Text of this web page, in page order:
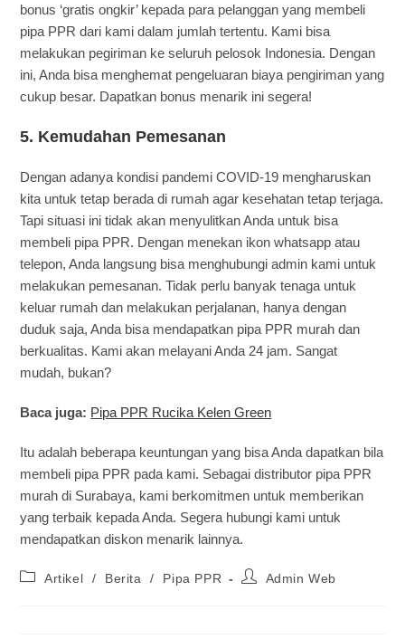
bonus ‘gratis ongkir’ kepada para pelanggan yang membeli
pipa PPR dari kami dalam jumlah tertentu. Kami bisa
melakukan pegiriman ke seluruh pelosok Indonesia. Dengan
ini, Anda bisa menghemat pengeluaran biaya pengiriman yang
cukup besar. Dapatkan bonus menarik ini segera!
5. Kemudahan Pemesanan
Dengan adanya kondisi pandemi COVID-19 mengharuskan
kita untuk tetap berada di rumah agar kesehatan tetap terjaga.
Tapi situasi ini tidak akan menyulitkan Anda untuk bisa
membeli pipa PPR. Dengan menekan ikon whatsapp atau
telepon, Anda langsung bisa menghubungi admin kami untuk
melakukan pemesanan. Tidak perlu banyak tenaga untuk
keluar rumah dan melakukan perjalanan, hanya dengan
duduk saja, Anda bisa mendapatkan pipa PPR murah dan
berkualitas. Kami akan melayani Anda 24 jam. Sangat
mudah, bukan?
Baca juga: Pipa PPR Rucika Kelen Green
Itu adalah beberapa keuntungan yang bisa Anda dapatkan bila
membeli pipa PPR pada kami. Sebagai distributor pipa PPR
murah di Surabaya, kami berkomitmen untuk memberikan
yang terbaik kepada Anda. Segera hubungi kami untuk
mendapatkan diskon menarik lainnya.
Artikel / Berita / Pipa PPR Admin Web